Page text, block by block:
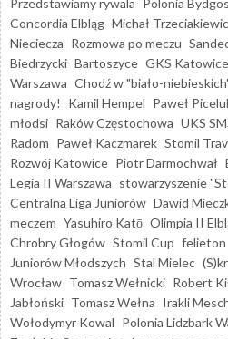
Concordia Elbląg Michał
Nieciecza Rozmowa po meczu
Biedrzycki Bartoszyce GKS Katowice
Warszawa Chodź w "biało-
nagrody!
Kamil Hempel Paweł
młodsi Raków Częstochowa UKS
Radom Paweł Kaczmarek Stomil
Rozwój Katowice Piotr Darmochwał
Legia II Warszawa stowarzyszenie
Centralna Liga Juniorów Dawid
meczem Yasuhiro Katō Olimpia II
Chrobry Głogów Stomil Cup felieton
Juniorów Młodszych Stal Mielec
Wrocław Tomasz Wełnicki Robert
Jabłoński Tomasz Wełna Irakli
Wołodymyr Kowal Polonia Lidzbark